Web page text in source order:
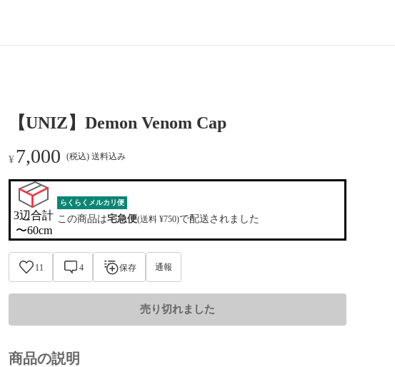
【UNIZ】Demon Venom Cap
¥ 7,000 (税込) 送料込み
3辺合計
〜60cm
らくらくメルカリ便
この商品は宅急便(送料 ¥750)で配送されました
11 4 保存 通報
売り切れました
商品の説明